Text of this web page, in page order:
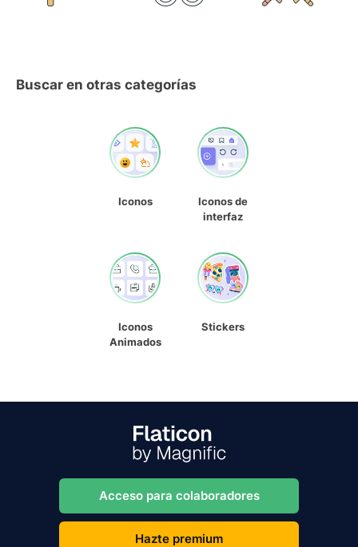
Buscar en otras categorías
Iconos
Iconos de
interfaz
Iconos
Animados
Stickers
Acceso para colaboradores
Hazte premium